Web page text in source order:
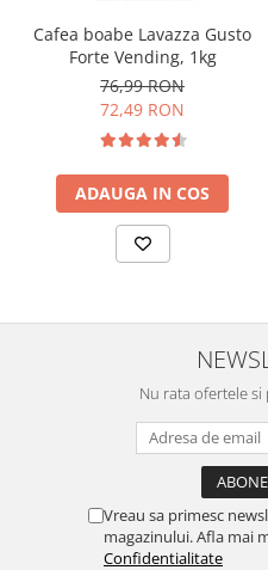
Cafea boabe Lavazza Gusto
Forte Vending, 1kg
76,99 RON
72,49 RON
ADAUGA IN COS
Nu rata ofertele
Vreau sa primesc
magazinului. Afla mai
Confidentialitate